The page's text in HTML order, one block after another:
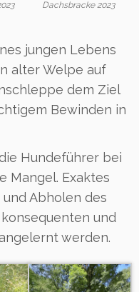
Dachsbracke 2023
jungen Lebens
alter Welpe auf
dem Ziel
Bewinden in
Hundeführer bei
Mangel. Exaktes
Abholen des
und
werden.